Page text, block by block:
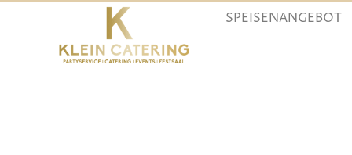
SPEISENANGEBOT